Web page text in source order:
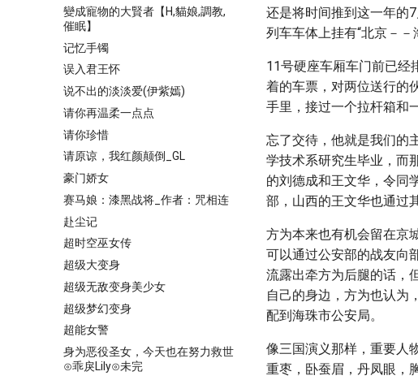
變成寵物的大賢者【H,貓娘,調教,
催眠】
记忆手镯
误入君王怀
说不出的淡淡爱(伊紫嫣)
请你再温柔一点点
请你珍惜
请原谅，我红颜颠倒_GL
豪门娇女
赛马娘：漆黑战将_作者：咒相连
赴尘记
超时空巫女传
超级大变身
超级无敌变身美少女
超级梦幻变身
超能女警
身为恶役圣女，今天也在努力救世
⊙乖戾Lily⊙未完
还是将时间推到这一年的
列车车体上挂有“北京－－
11号硬座车厢车门前已经
着的车票，对两位送行的
手里，接过一个拉杆箱和
忘了交待，他就是我们的
学技术系研究生毕业，而
的刘德成和王文华，令同
部，山西的王文华也通过
方为本来也有机会留在京
可以通过公安部的战友向
流露出牵方为后腿的话，
自己的身边，方为也认为
配到海珠市公安局。
像三国演义那样，重要人
重枣，卧蚕眉，丹凤眼，